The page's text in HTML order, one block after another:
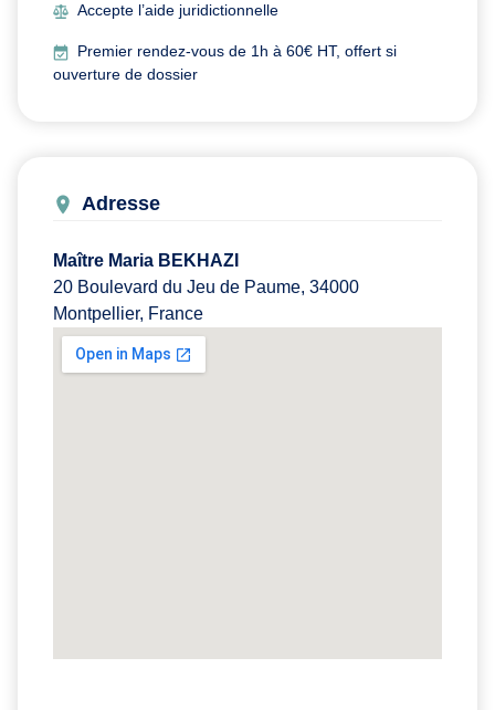
Accepte l’aide juridictionnelle
Premier rendez-vous de 1h à 60€ HT, offert si
ouverture de dossier
Adresse
Maître Maria BEKHAZI
20 Boulevard du Jeu de Paume, 34000
Montpellier, France